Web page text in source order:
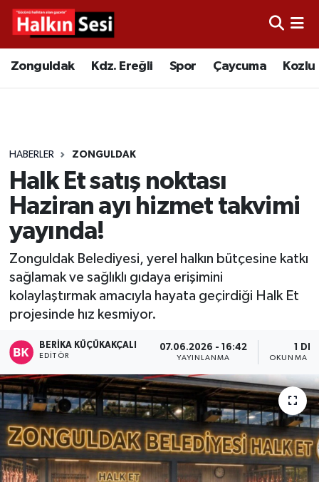
Zonguldak Kdz. Ereğli Spor Çaycuma Kozlu
HABERLER ZONGULDAK
Halk Et satış noktası
Haziran ayı hizmet takvimi
yayında!
Zonguldak Belediyesi, yerel halkın bütçesine katkı
sağlamak ve sağlıklı gıdaya erişimini
kolaylaştırmak amacıyla hayata geçirdiği Halk Et
projesinde hız kesmiyor.
BERIKA KÜÇÜKAKÇALI
EDITÖR
07.06.2026 - 16:42
YAYINLANMA
1 DK
OKUNMA
Video
Çaycuma
Alaplı
Asayiş
Bartın
Karabük
Devrek
Bolu
ÇEVRE
BİLİM VE TEKNOLOJİ
Merkez Hava Durumu
Tüm Manşetler
Son Dakika Haberleri
Haber Arşivi